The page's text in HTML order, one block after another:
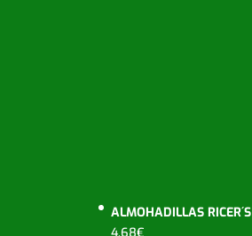
ALMOHADILLAS RICER´S